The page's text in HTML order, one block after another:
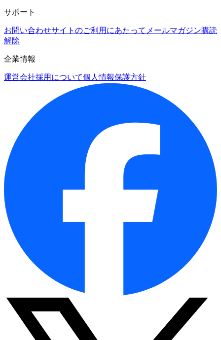
サポート
お問い合わせサイトのご利用にあたって メールマガジン購読
解除
企業情報
運営会社採用について個人情報保護方針